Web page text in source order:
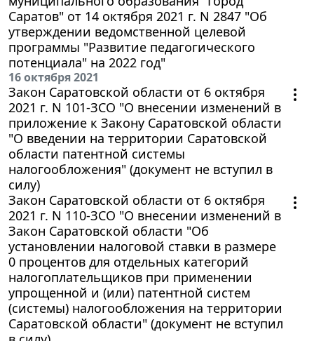
Саратов" от 14 октября 2021 г. N 2847 "Об
утверждении ведомственной целевой
программы "Развитие педагогического
потенциала" на 2022 год"
16 октября 2021
Закон Саратовской области от 6 октября
2021 г. N 101-ЗСО "О внесении изменений в
приложение к Закону Саратовской области
"О введении на территории Саратовской
области патентной системы
налогообложения" (документ не вступил в
силу)
Закон Саратовской области от 6 октября
2021 г. N 110-ЗСО "О внесении изменений в
Закон Саратовской области "Об
установлении налоговой ставки в размере
0 процентов для отдельных категорий
налогоплательщиков при применении
упрощенной и (или) патентной систем
(системы) налогообложения на территории
Саратовской области" (документ не вступил